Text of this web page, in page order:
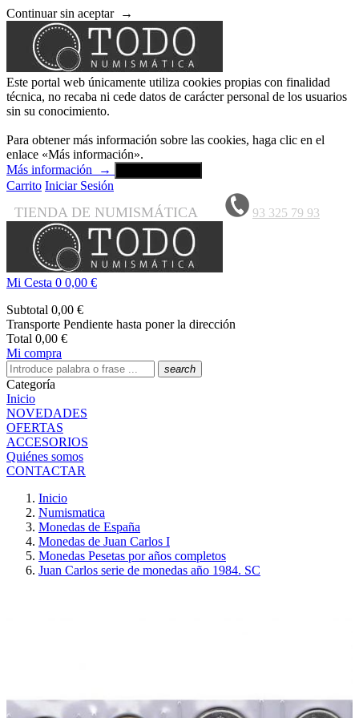
Continuar sin aceptar →
Este portal web únicamente utiliza cookies propias con finalidad
técnica, no recaba ni cede datos de carácter personal de los usuarios
sin su conocimiento.
Para obtener más información sobre las cookies, haga clic en el
enlace «Más información».
Más información
→
Carrito Iniciar Sesión
TIENDA DE NUMISMÁTICA 93 325 79 93
Mi Cesta 0 0,00 €
Subtotal 0,00 €
Transporte Pendiente hasta poner la dirección
Total 0,00 €
Mi compra
search
Categoría
Inicio
NOVEDADES
OFERTAS
ACCESORIOS
Quiénes somos
CONTACTAR
Inicio
Numismatica
Monedas de España
Monedas de Juan Carlos I
Monedas Pesetas por años completos
Juan Carlos serie de monedas año 1984. SC